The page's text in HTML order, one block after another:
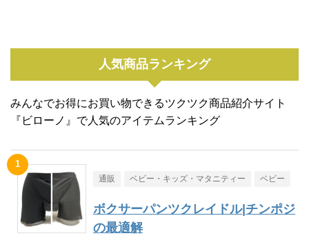
人気商品ランキング
みんなでお得にお買い物できるツクツク商品紹介サイト
『ビローノ』で人気のアイテムランキング
通販 ベビー・キッズ・マタニティー ベビー
ボクサーパンツクレイドル|チンポジ
の最適解